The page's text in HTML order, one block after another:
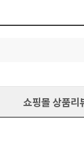
쇼핑몰 상품리